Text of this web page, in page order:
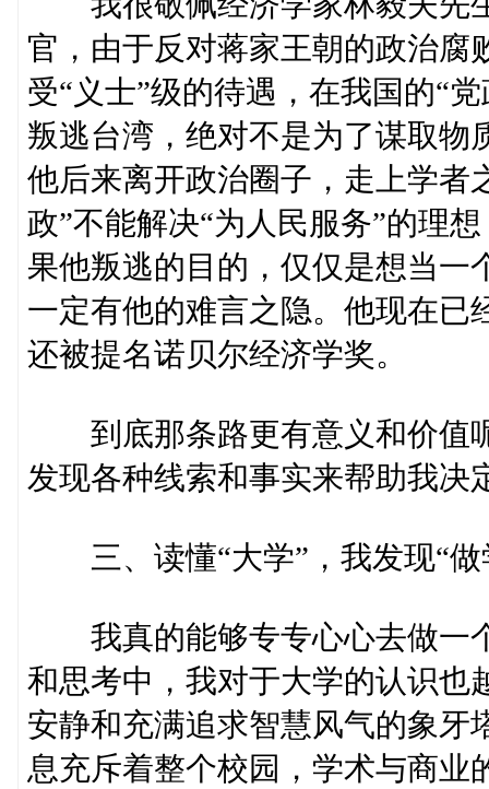
官，由于反对蒋家王朝的政治腐
受“义士”级的待遇，在我国的“
叛逃台湾，绝对不是为了谋取物
他后来离开政治圈子，走上学者
政”不能解决“为人民服务”的理
果他叛逃的目的，仅仅是想当一
一定有他的难言之隐。他现在已
还被提名诺贝尔经济学奖。
到底那条路更有意义和价值
发现各种线索和事实来帮助我决
三、读懂“大学”，我发现“做
我真的能够专专心心去做一
和思考中，我对于大学的认识也
安静和充满追求智慧风气的象牙
息充斥着整个校园，学术与商业